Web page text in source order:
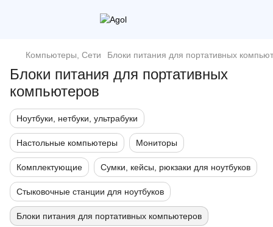
Компьютеры, Сети Блоки питания для портативных
Блоки питания для портативных
компьютеров
Ноутбуки, нетбуки, ультрабуки
Настольные компьютеры Мониторы
Комплектующие Сумки, кейсы, рюкзаки для ноутбуков
Стыковочные станции для ноутбуков
Блоки питания для портативных компьютеров